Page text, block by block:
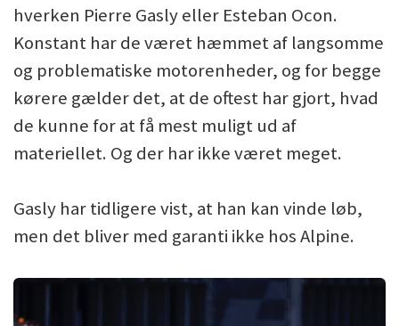
hverken Pierre Gasly eller Esteban Ocon.
Konstant har de været hæmmet af langsomme
og problematiske motorenheder, og for begge
kørere gælder det, at de oftest har gjort, hvad
de kunne for at få mest muligt ud af
materiellet. Og der har ikke været meget.
Gasly har tidligere vist, at han kan vinde løb,
men det bliver med garanti ikke hos Alpine.